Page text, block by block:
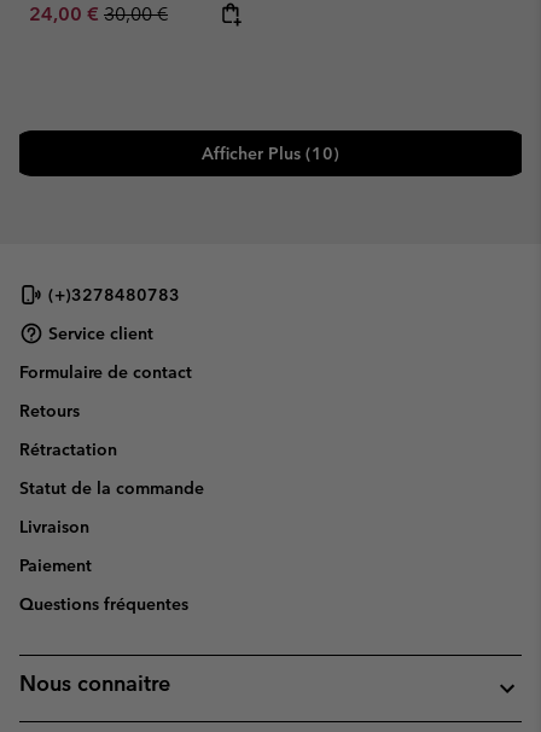
Sale price:
24,00 € Regular price:
30,00 €
Afficher Plus (10)
(+)3278480783
Service client
Formulaire de contact
Retours
Rétractation
Statut de la commande
Livraison
Paiement
Questions fréquentes
Nous connaitre